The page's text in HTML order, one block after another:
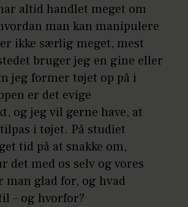
altid handlet meget om
man kan manipulere
ikke særlig meget, mest
bruger jeg en gine eller
jeg former tøjet op på i
er det evige
og jeg vil gerne have, at
i tøjet. På studiet
tid på at snakke om,
det med os selv og vores
man glad for, og hvad
– og hvorfor?